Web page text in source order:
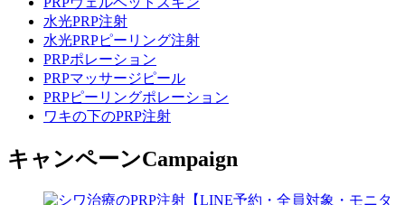
水光PRP注射
水光PRPピーリング注射
PRPポレーション
PRPマッサージピール
PRPピーリングポレーション
ワキの下のPRP注射
キャンペーンCampaign